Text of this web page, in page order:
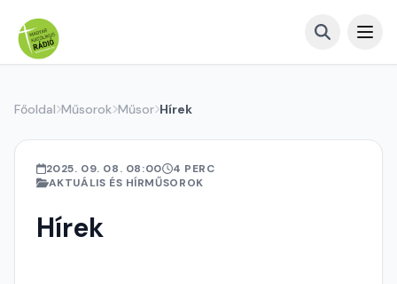
Főoldal Műsorok Műsor Hírek
2025. 09. 08. 08:00
4 PERC
AKTUÁLIS ÉS HÍRMŰSOROK
Hírek